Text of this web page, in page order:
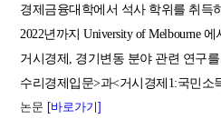
경제금융대학에서 석사 학위를 취득
2022년까지 University of Melbourne 에
거시경제 , 경기변동 분야 관련 연구
수리경제입문>과<거시경제 1:국민소
논문 [바로가기]